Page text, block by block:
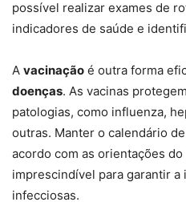
possível realizar exames de
indicadores de saúde e
A vacinação é outra forma
doenças. As vacinas
patologias, como influenza,
outras. Manter o calendário de
acordo com as orientações
imprescindível para garantir a
infecciosas.